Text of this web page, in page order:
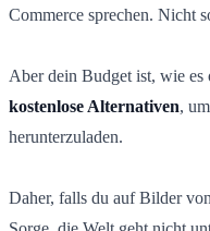
Commerce sprechen. Nicht
Aber dein Budget ist, wie es
kostenlose Alternativen,
herunterzuladen.
Daher, falls du auf Bilder